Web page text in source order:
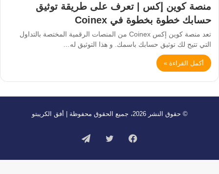
منصة كوين إكس | تعرف على طريقة توثيق
حسابك خطوة بخطوة في Coinex
تعد منصة كوين إكس Coinex من المنصات الرقمية المختصة بالتداول
التي تتيح لك توثيق حسابك باسمك. و هذا التوثيق له…
أكمل القراءة »
© حقوق النشر 2026، جميع الحقوق محفوظة | أفق الكريبتو
فيسبوك تويتر تيلقرام